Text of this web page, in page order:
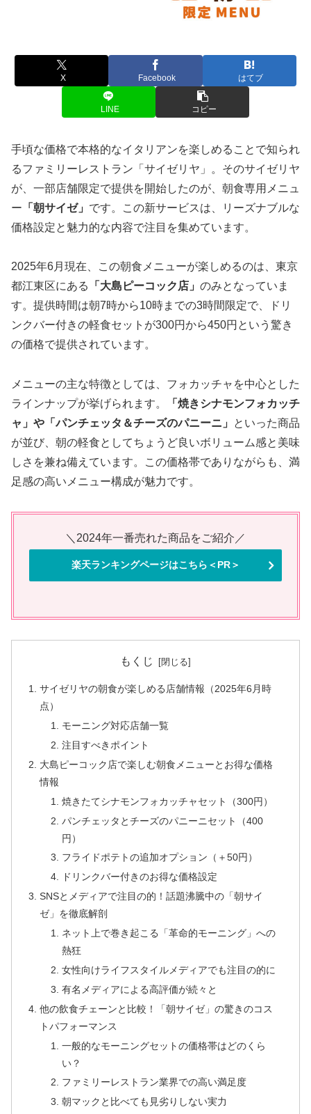
X Facebook はてブ
LINE コピー
手頃な価格で本格的なイタリアンを楽しめることで知られ
るファミリーレストラン「サイゼリヤ」。そのサイゼリヤ
が、一部店舗限定で提供を開始したのが、朝食専用メニュ
ー 「朝サイゼ」 です。この新サービスは、リーズナブルな
価格設定と魅力的な内容で注目を集めています。
2025年6月現在、この朝食メニューが楽しめるのは、東京
都江東区にある
「大島ピーコック店」 のみとなっていま
す。提供時間は朝7時から10時までの3時間限定で、ドリ
ンクバー付きの軽食セットが300円から450円という驚き
の価格で提供されています。
メニューの主な特徴としては、フォカッチャを中心とした
ラインナップが挙げられます。
「焼きシナモンフォカッチ
ャ」や「パンチェッタ＆チーズのパニーニ」
といった商品
が並び、朝の軽食としてちょうど良いボリューム感と美味
しさを兼ね備えています。この価格帯でありながらも、満
足感の高いメニュー構成が魅力です。
＼2024年一番売れた商品をご紹介／
楽天ランキングページはこちら＜PR＞
もくじ
サイゼリヤの朝食が楽しめる店舗情報（2025年6月時
点）
モーニング対応店舗一覧
注目すべきポイント
大島ピーコック店で楽しむ朝食メニューとお得な価格
情報
焼きたてシナモンフォカッチャセット（300円）
パンチェッタとチーズのパニーニセット（400
円）
フライドポテトの追加オプション（＋50円）
ドリンクバー付きのお得な価格設定
SNSとメディアで注目の的！話題沸騰中の「朝サイ
ゼ」を徹底解剖
ネット上で巻き起こる「革命的モーニング」への
熱狂
女性向けライフスタイルメディアでも注目の的に
有名メディアによる高評価が続々と
他の飲食チェーンと比較！「朝サイゼ」の驚きのコス
トパフォーマンス
一般的なモーニングセットの価格帯はどのくら
い？
ファミリーレストラン業界での高い満足度
朝マックと比べても見劣りしない実力